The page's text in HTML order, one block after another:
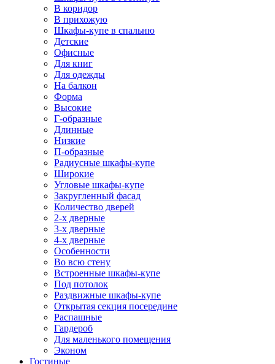
В коридор
В прихожую
Шкафы-купе в спальню
Детские
Офисные
Для книг
Для одежды
На балкон
Форма
Высокие
Г-образные
Длинные
Низкие
П-образные
Радиусные шкафы-купе
Широкие
Угловые шкафы-купе
Закругленный фасад
Количество дверей
2-х дверные
3-х дверные
4-х дверные
Особенности
Во всю стену
Встроенные шкафы-купе
Под потолок
Раздвижные шкафы-купе
Открытая секция посередине
Распашные
Гардероб
Для маленького помещения
Эконом
Гостиные